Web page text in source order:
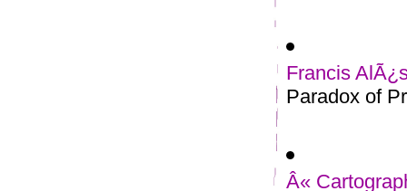
Francis
Paradox of
Â«